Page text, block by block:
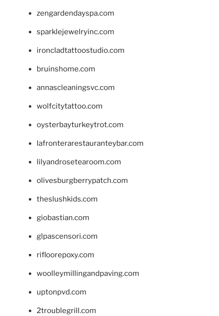
zengardendayspa.com
sparklejewelryinc.com
ironcladtattoostudio.com
bruinshome.com
annascleaningsvc.com
wolfcitytattoo.com
oysterbayturkeytrot.com
lafronterarestauranteybar.com
lilyandrosetearoom.com
olivesburgberrypatch.com
theslushkids.com
giobastian.com
glpascensori.com
rifloorepoxy.com
woolleymillingandpaving.com
uptonpvd.com
2troublegrill.com